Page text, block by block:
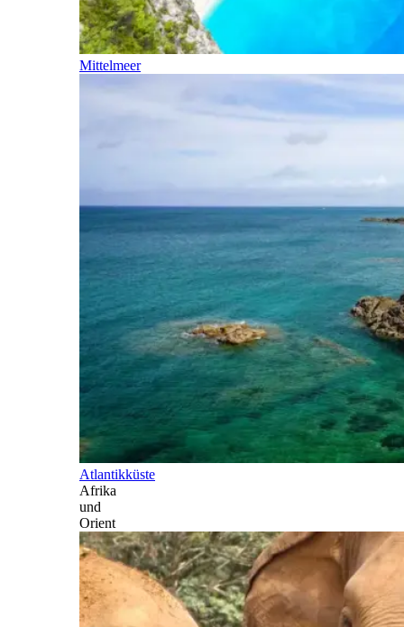
Mittelmeer
Atlantikküste
Afrika
und
Orient